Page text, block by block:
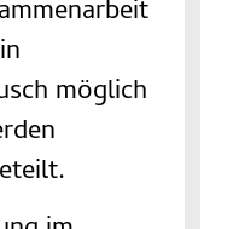
möglich